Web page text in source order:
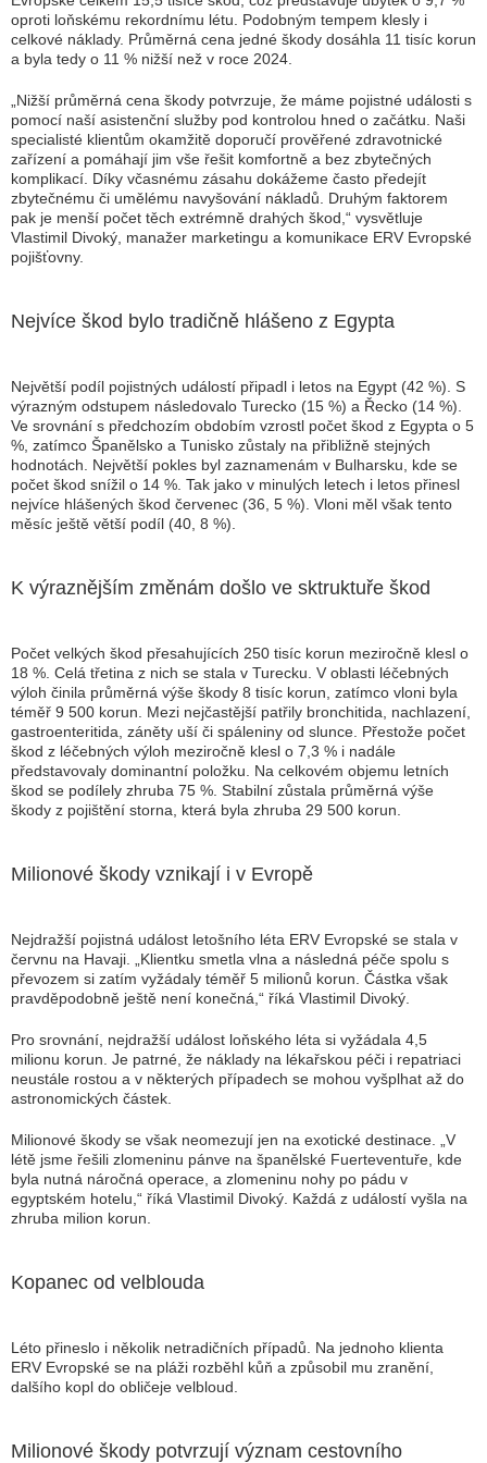
oproti loňskému rekordnímu létu. Podobným tempem klesly i
celkové náklady. Průměrná cena jedné škody dosáhla 11 tisíc korun
a byla tedy o 11 % nižší než v roce 2024.
„Nižší průměrná cena škody potvrzuje, že máme pojistné události s
pomocí naší asistenční služby pod kontrolou hned o začátku. Naši
specialisté klientům okamžitě doporučí prověřené zdravotnické
zařízení a pomáhají jim vše řešit komfortně a bez zbytečných
komplikací. Díky včasnému zásahu dokážeme často předejít
zbytečnému či umělému navyšování nákladů. Druhým faktorem
pak je menší počet těch extrémně drahých škod,“ vysvětluje
Vlastimil Divoký, manažer marketingu a komunikace ERV Evropské
pojišťovny.
Nejvíce škod bylo tradičně hlášeno z Egypta
Největší podíl pojistných událostí připadl i letos na Egypt (42 %). S
výrazným odstupem následovalo Turecko (15 %) a Řecko (14 %).
Ve srovnání s předchozím obdobím vzrostl počet škod z Egypta o 5
%, zatímco Španělsko a Tunisko zůstaly na přibližně stejných
hodnotách. Největší pokles byl zaznamenám v Bulharsku, kde se
počet škod snížil o 14 %. Tak jako v minulých letech i letos přinesl
nejvíce hlášených škod červenec (36, 5 %). Vloni měl však tento
měsíc ještě větší podíl (40, 8 %).
K výraznějším změnám došlo ve sktruktuře škod
Počet velkých škod přesahujících 250 tisíc korun meziročně klesl o
18 %. Celá třetina z nich se stala v Turecku. V oblasti léčebných
výloh činila průměrná výše škody 8 tisíc korun, zatímco vloni byla
téměř 9 500 korun. Mezi nejčastější patřily bronchitida, nachlazení,
gastroenteritida, záněty uší či spáleniny od slunce. Přestože počet
škod z léčebných výloh meziročně klesl o 7,3 % i nadále
představovaly dominantní položku. Na celkovém objemu letních
škod se podílely zhruba 75 %. Stabilní zůstala průměrná výše
škody z pojištění storna, která byla zhruba 29 500 korun.
Milionové škody vznikají i v Evropě
Nejdražší pojistná událost letošního léta ERV Evropské se stala v
červnu na Havaji. „Klientku smetla vlna a následná péče spolu s
převozem si zatím vyžádaly téměř 5 milionů korun. Částka však
pravděpodobně ještě není konečná,“ říká Vlastimil Divoký.
Pro srovnání, nejdražší událost loňského léta si vyžádala 4,5
milionu korun. Je patrné, že náklady na lékařskou péči i repatriaci
neustále rostou a v některých případech se mohou vyšplhat až do
astronomických částek.
Milionové škody se však neomezují jen na exotické destinace. „V
létě jsme řešili zlomeninu pánve na španělské Fuerteventuře, kde
byla nutná náročná operace, a zlomeninu nohy po pádu v
egyptském hotelu,“ říká Vlastimil Divoký. Každá z událostí vyšla na
zhruba milion korun.
Kopanec od velblouda
Léto přineslo i několik netradičních případů. Na jednoho klienta
ERV Evropské se na pláži rozběhl kůň a způsobil mu zranění,
dalšího kopl do obličeje velbloud.
Milionové škody potvrzují význam cestovního